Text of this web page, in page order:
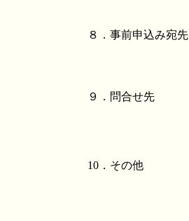
８．事前申込み宛先
９．問合せ先
10．その他